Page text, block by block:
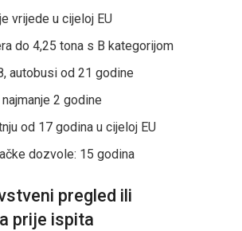
vrijede u cijeloj EU
do 4,25 tona s B kategorijom
autobusi od 21 godine
2 godine
od 17 godina u cijeloj EU
dozvole: 15 godina
pregled ili
prije ispita